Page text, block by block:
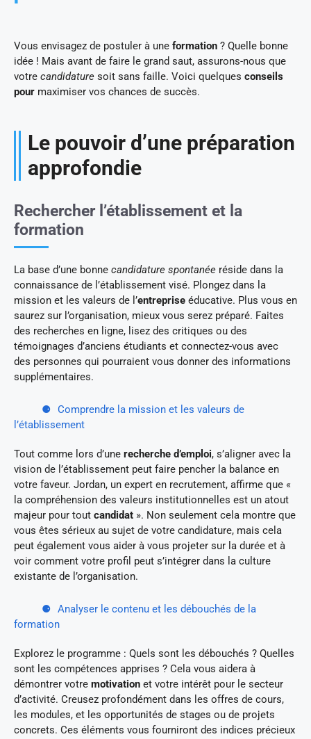
Vous envisagez de postuler à une formation ? Quelle bonne
idée ! Mais avant de faire le grand saut, assurons-nous que
votre candidature soit sans faille. Voici quelques conseils
pour maximiser vos chances de succès.
Le pouvoir d’une préparation
approfondie
Rechercher l’établissement et la
formation
La base d’une bonne candidature spontanée réside dans la
connaissance de l’établissement visé. Plongez dans la
mission et les valeurs de l’entreprise éducative. Plus vous en
saurez sur l’organisation, mieux vous serez préparé. Faites
des recherches en ligne, lisez des critiques ou des
témoignages d’anciens étudiants et connectez-vous avec
des personnes qui pourraient vous donner des informations
supplémentaires.
Comprendre la mission et les valeurs de
l’établissement
Tout comme lors d’une recherche d’emploi, s’aligner avec la
vision de l’établissement peut faire pencher la balance en
votre faveur. Jordan, un expert en recrutement, affirme que «
la compréhension des valeurs institutionnelles est un atout
majeur pour tout candidat ». Non seulement cela montre que
vous êtes sérieux au sujet de votre candidature, mais cela
peut également vous aider à vous projeter sur la durée et à
voir comment votre profil peut s’intégrer dans la culture
existante de l’organisation.
Analyser le contenu et les débouchés de la
formation
Explorez le programme : Quels sont les débouchés ? Quelles
sont les compétences apprises ? Cela vous aidera à
démontrer votre motivation et votre intérêt pour le secteur
d’activité. Creusez profondément dans les offres de cours,
les modules, et les opportunités de stages ou de projets
concrets. Ces éléments vous fourniront des indices précieux